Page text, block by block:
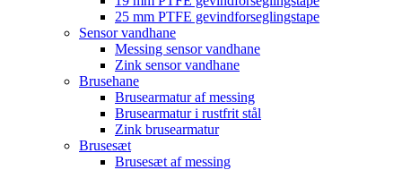
25 mm PTFE gevindforseglingstape
Sensor vandhane
Messing sensor vandhane
Zink sensor vandhane
Brusehane
Brusearmatur af messing
Brusearmatur i rustfrit stål
Zink brusearmatur
Brusesæt
Brusesæt af messing